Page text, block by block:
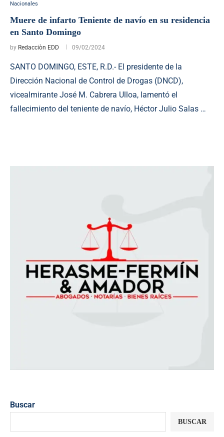
Nacionales
Muere de infarto Teniente de navío en su residencia
en Santo Domingo
by Redacciòn EDD 09/02/2024
SANTO DOMINGO, ESTE, R.D.- El presidente de la
Dirección Nacional de Control de Drogas (DNCD),
vicealmirante José M. Cabrera Ulloa, lamentó el
fallecimiento del teniente de navío, Héctor Julio Salas …
Buscar
BUSCAR